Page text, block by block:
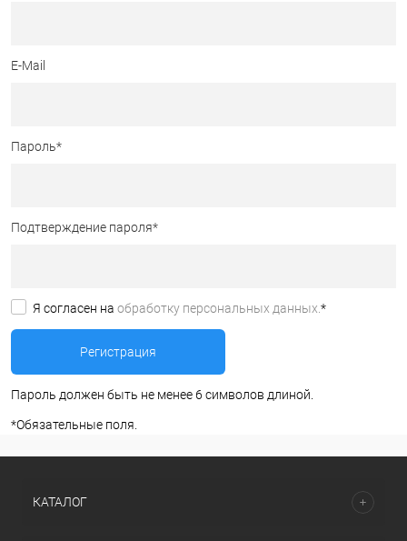
E-Mail
Пароль*
Подтверждение пароля*
Я согласен на обработку персональных данных. *
Пароль должен быть не менее 6 символов длиной.
*Обязательные поля.
КАТАЛОГ